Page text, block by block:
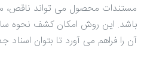
مستندات محصول می تواند ناقص،
باشد. این روش امکان کشف نحوه
آن را فراهم می آورد تا بتوان اسناد